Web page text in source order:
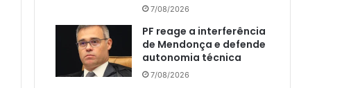
7/08/2026
PF reage a interferência
de Mendonça e defende
autonomia técnica
7/08/2026